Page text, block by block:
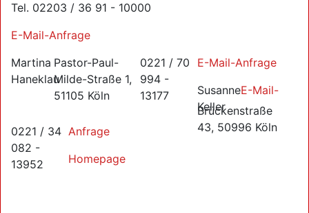
Tel. 02203 / 36 91 - 10000
E-Mail-Anfrage
Martina
Haneklau
Pastor-Paul-
Milde-Straße 1,
51105 Köln
0221 / 70
994 -
13177
E-Mail-Anfrage
Susanne
Keller
Brückenstraße
43, 50996 Köln
0221 / 34
082 -
13952
E-Mail-
Anfrage
Homepage